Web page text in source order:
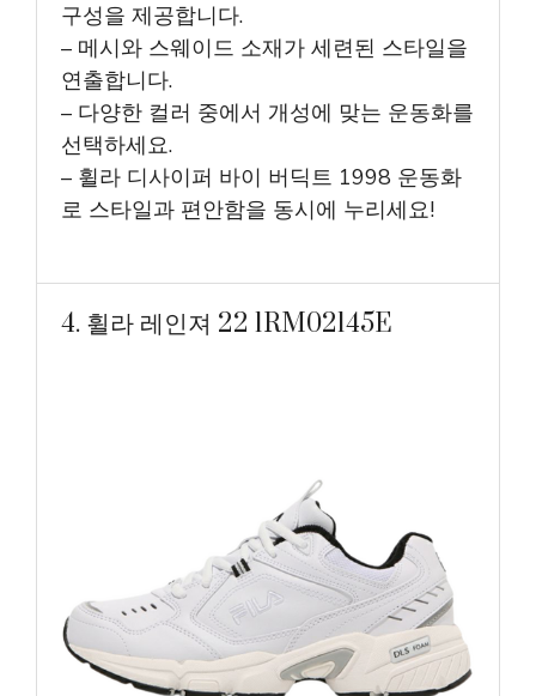
구성을 제공합니다.
– 메시와 스웨이드 소재가 세련된 스타일을
연출합니다.
– 다양한 컬러 중에서 개성에 맞는 운동화를
선택하세요.
– 휠라 디사이퍼 바이 버딕트 1998 운동화
로 스타일과 편안함을 동시에 누리세요!
4. 휠라 레인져 22 1RM02145E